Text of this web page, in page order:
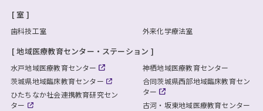
室
歯科技工室 外来化学療法室
地域医療教育センター・ステーション
水戸地域医療教育センター
茨城県地域臨床教育センター
ひたちなか社会連携教育研究セン
ター
神栖地域医療教育センター
合同茨城県西部地域臨床教育セン
ター
古河・坂東地域医療教育センター